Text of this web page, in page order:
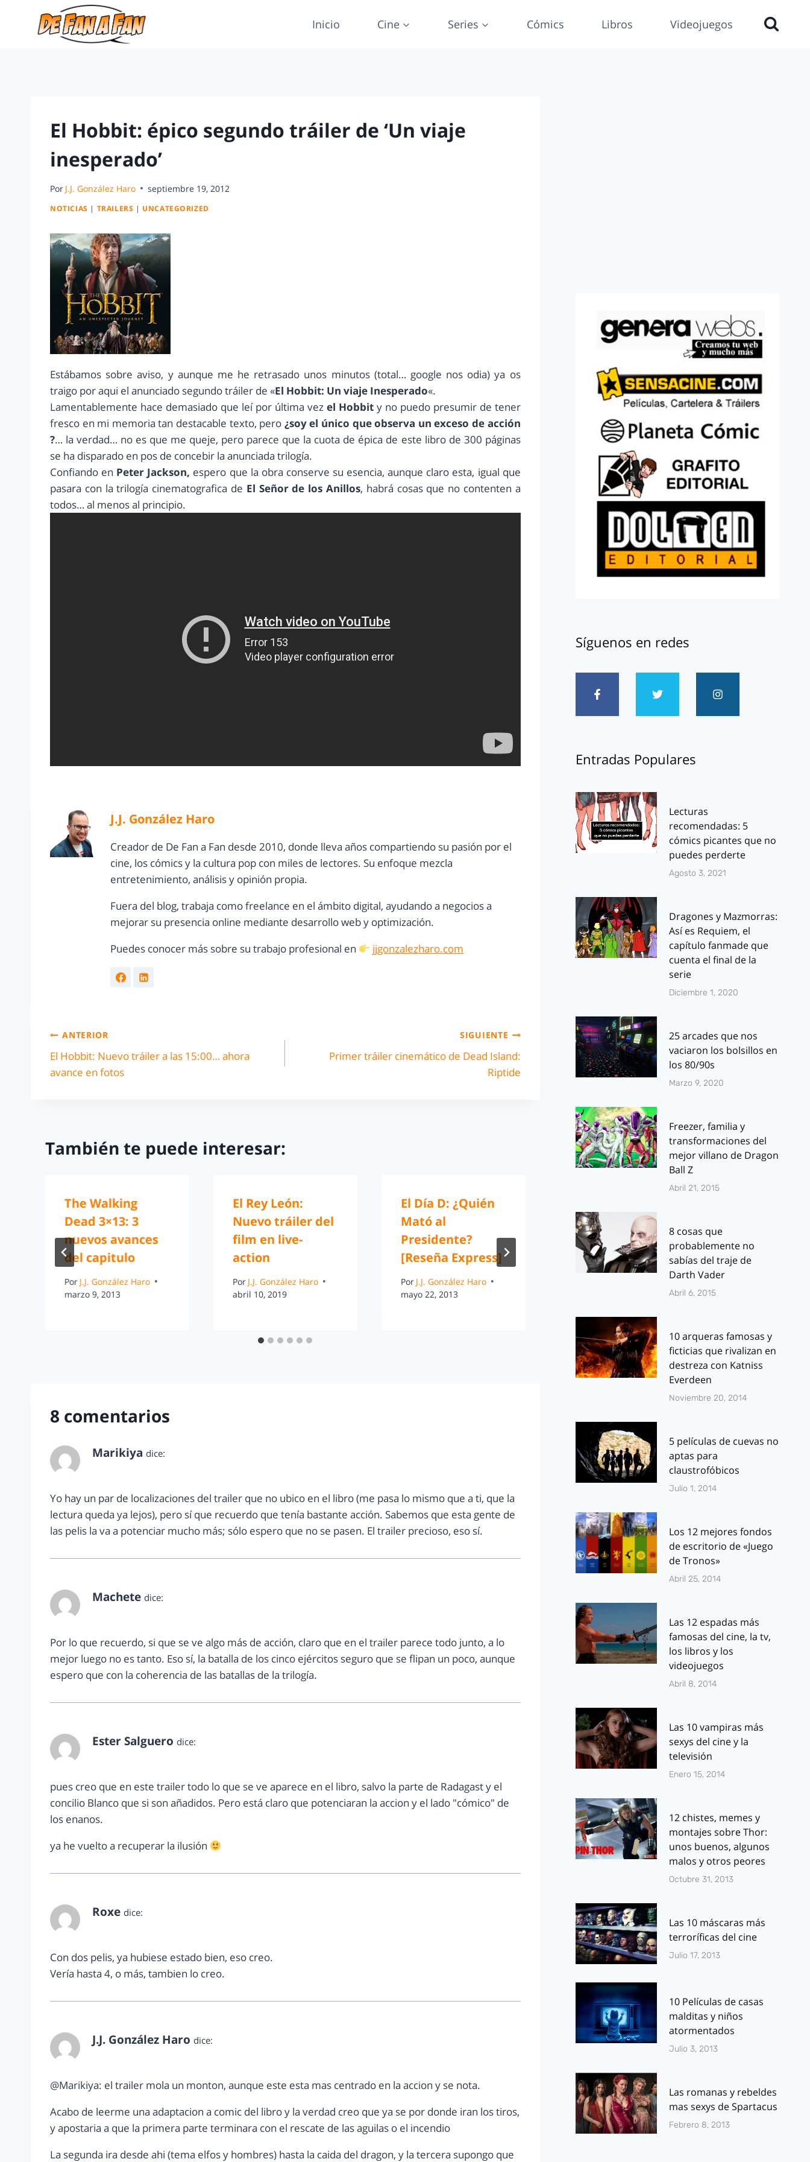
Inicio Cine Series Cómics Libros Videojuegos
El Hobbit: épico segundo tráiler de ‘Un viaje
inesperado’
Por J.J. González Haro septiembre 19, 2012
NOTICIAS | TRAILERS | UNCATEGORIZED
Estábamos sobre aviso, y aunque me he retrasado unos minutos (total… google nos odia) ya os
traigo por aqui el anunciado segundo tráiler de «El Hobbit: Un viaje Inesperado«.
Lamentablemente hace demasiado que leí por última vez el Hobbity no puedo presumir de tener
fresco en mi memoria tan destacable texto, pero ¿soy el único que observa un exceso de acción
?… la verdad… no es que me queje, pero parece que la cuota de épica de este libro de 300 páginas
se ha disparado en pos de concebir la anunciada trilogía.
Confiando en Peter Jackson, espero que la obra conserve su esencia, aunque claro esta, igual que
pasara con la trilogía cinematografica de El Señor de los Anillos, habrá cosas que no contenten a
todos… al menos al principio.
J.J. González Haro
Creador de De Fan a Fan desde 2010, donde lleva años compartiendo su pasión por el
cine, los cómics y la cultura pop con miles de lectores. Su enfoque mezcla
entretenimiento, análisis y opinión propia.
Fuera del blog, trabaja como freelance en el ámbito digital, ayudando a negocios a
mejorar su presencia online mediante desarrollo web y optimización.
Puedes conocer más sobre su trabajo profesional en
jjgonzalezharo.com
ANTERIOR
El Hobbit: Nuevo tráiler a las 15:00… ahora
avance en fotos
SIGUIENTE
Primer tráiler cinemático de Dead Island:
Riptide
También te puede interesar:
The Walking
Dead 3×13: 3
nuevos avances
del capitulo
PorJ.J. González Haro
marzo 9, 2013
El Rey León:
Nuevo tráiler del
film en live-
action
Por J.J. González Haro
abril 10, 2019
El Día D: ¿Quién
Mató al
Presidente?
[Reseña Express]
Por J.J. González Haro
mayo 22, 2013
Freaks Show Tira
11 – ¡Kali-Ma!
J.J. González Haro
mayo 20, 2013
trampa»
8 comentarios
Marikiya dice:
Yo hay un par de localizaciones del trailer que no ubico en el libro (me pasa lo mismo que a ti, que la
lectura queda ya lejos), pero sí que recuerdo que tenía bastante acción. Sabemos que esta gente de
las pelis la va a potenciar mucho más; sólo espero que no se pasen. El trailer precioso, eso sí.
Machete dice:
Por lo que recuerdo, si que se ve algo más de acción, claro que en el trailer parece todo junto, a lo
mejor luego no es tanto. Eso sí, la batalla de los cinco ejércitos seguro que se flipan un poco, aunque
espero que con la coherencia de las batallas de la trilogía.
Ester Salguero dice:
pues creo que en este trailer todo lo que se ve aparece en el libro, salvo la parte de Radagast y el
concilio Blanco que si son añadidos. Pero está claro que potenciaran la accion y el lado "cómico" de
los enanos.
ya he vuelto a recuperar la ilusión
Roxe dice:
Con dos pelis, ya hubiese estado bien, eso creo.
Vería hasta 4, o más, tambien lo creo.
J.J. González Haro dice:
@Marikiya: el trailer mola un monton, aunque este esta mas centrado en la accion y se nota.
Acabo de leerme una adaptacion a comic del libro y la verdad creo que ya se por donde iran los tiros,
y apostaria a que la primera parte terminara con el rescate de las aguilas o el incendio
La segunda ira desde ahi (tema elfos y hombres) hasta la caida del dragon, y la tercera supongo que
Síguenos en redes
Entradas Populares
Lecturas
recomendadas: 5
cómics picantes que no
puedes perderte
Agosto 3, 2021
Dragones y Mazmorras:
Así es Requiem, el
capítulo fanmade que
cuenta el final de la
serie
Diciembre 1, 2020
25 arcades que nos
vaciaron los bolsillos en
los 80/90s
Marzo 9, 2020
Freezer, familia y
transformaciones del
mejor villano de Dragon
Ball Z
Abril 21, 2015
8 cosas que
probablemente no
sabías del traje de
Darth Vader
Abril 6, 2015
10 arqueras famosas y
ficticias que rivalizan en
destreza con Katniss
Everdeen
Noviembre 20, 2014
5 películas de cuevas no
aptas para
claustrofóbicos
Julio 1, 2014
Los 12 mejores fondos
de escritorio de «Juego
de Tronos»
Abril 25, 2014
Las 12 espadas más
famosas del cine, la tv,
los libros y los
videojuegos
Abril 8, 2014
Las 10 vampiras más
sexys del cine y la
televisión
Enero 15, 2014
12 chistes, memes y
montajes sobre Thor:
unos buenos, algunos
malos y otros peores
Octubre 31, 2013
Las 10 máscaras más
terroríficas del cine
Julio 17, 2013
10 Películas de casas
malditas y niños
atormentados
Julio 3, 2013
Las romanas y rebeldes
mas sexys de Spartacus
Febrero 8, 2013